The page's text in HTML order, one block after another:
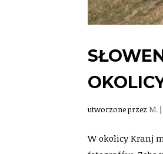
utworzone przez M. |
W okolicy Kranj